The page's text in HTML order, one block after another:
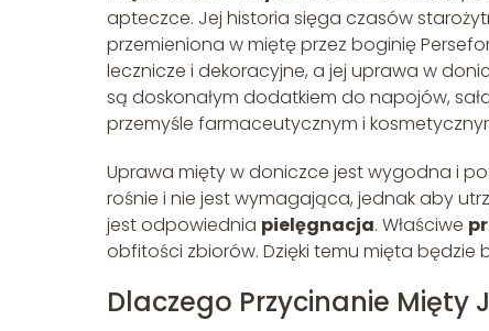
apteczce. Jej historia sięga czasów
przemieniona w miętę przez boginię
lecznicze i dekoracyjne, a jej uprawa w
są doskonałym dodatkiem do napojów,
przemyśle farmaceutycznym i
Uprawa mięty w doniczce jest wygodna i
rośnie i nie jest wymagająca, jednak aby
jest odpowiednia pielęgnacja. Właściwe
obfitości zbiorów. Dzięki temu mięta będzie
Dlaczego Przycinanie Mięty